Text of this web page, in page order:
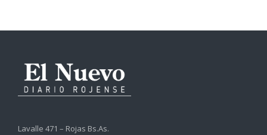
Lavalle 471 – Rojas Bs.As.